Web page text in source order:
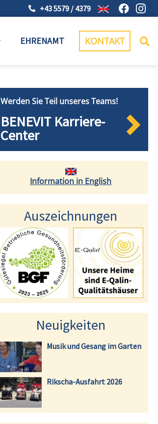
+43 5579 / 4379
EHRENAMT KONTAKT
Werden Sie Teil unseres Teams!
BENEVIT Karriere-
Center
Information in English
Auszeichnungen
Neuigkeiten
Musik und Gesang im Garten
Rikscha-Ausfahrt 2026